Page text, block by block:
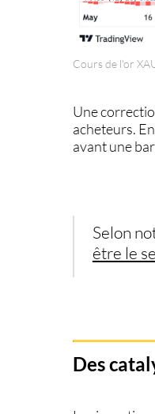
Cours de l'or
Une
acheteurs.
avant une
Selon
être le
Des